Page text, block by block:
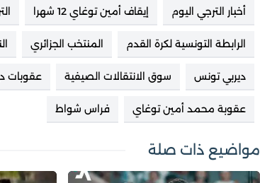
أخبار الترجي اليوم إيقاف أمين توغاي 12 شهرا
الرابطة التونسية لكرة القدم المنتخب الجزائري
ديربي تونس سوق الانتقالات الصيفية عقوبات
عقوبة محمد أمين توغاي فراس شواط
مواضيع ذات صلة